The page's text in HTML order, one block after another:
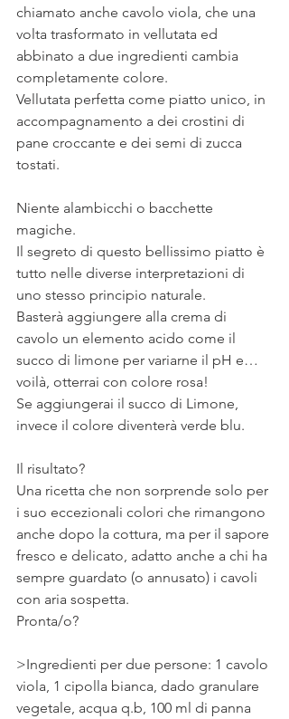
chiamato anche cavolo viola, che una
volta trasformato in vellutata ed
abbinato a due ingredienti cambia
completamente colore.
Vellutata perfetta come piatto unico, in
accompagnamento a dei crostini di
pane croccante e dei semi di zucca
tostati.
Niente alambicchi o bacchette
magiche.
Il segreto di questo bellissimo piatto è
tutto nelle diverse interpretazioni di
uno stesso principio naturale.
Basterà aggiungere alla crema di
cavolo un elemento acido come il
succo di limone per variarne il pH e…
voilà, otterrai con colore rosa!
Se aggiungerai il succo di Limone,
invece il colore diventerà verde blu.
Il risultato?
Una ricetta che non sorprende solo per
i suo eccezionali colori che rimangono
anche dopo la cottura, ma per il sapore
fresco e delicato, adatto anche a chi ha
sempre guardato (o annusato) i cavoli
con aria sospetta.
Pronta/o?
>Ingredienti per due persone: 1 cavolo
viola, 1 cipolla bianca, dado granulare
vegetale, acqua q.b, 100 ml di panna